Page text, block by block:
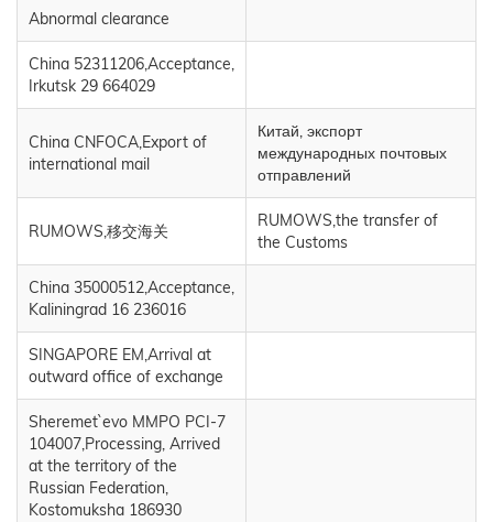
Abnormal clearance
China 52311206,Acceptance,
Irkutsk 29 664029
China CNFOCA,Export of
international mail
Китай, экспорт
международных почтовых
отправлений
RUMOWS,移交海关
RUMOWS,the transfer of
the Customs
China 35000512,Acceptance,
Kaliningrad 16 236016
SINGAPORE EM,Arrival at
outward office of exchange
Sheremet`evo MMPO PCI-7
104007,Processing, Arrived
at the territory of the
Russian Federation,
Kostomuksha 186930